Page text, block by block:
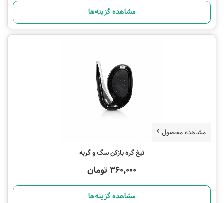
مشاهده گزینه‌ها
مشاهده محصول
تیغ گره بازکن سگ و گربه
360,000 تومان
مشاهده گزینه‌ها